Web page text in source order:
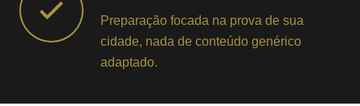
Preparação focada na prova de sua
cidade, nada de conteúdo genérico
adaptado.